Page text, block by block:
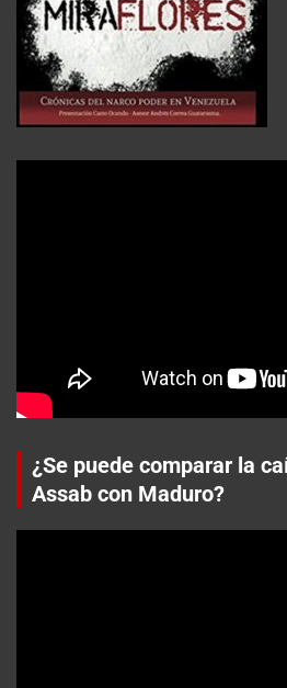
¿Se puede comparar la
Assab con Maduro?